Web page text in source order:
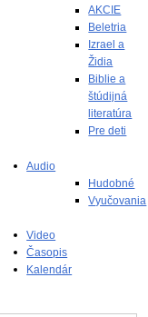
AKCIE
Beletria
Izrael a
Židia
Biblie a
štúdijná
literatúra
Pre deti
Audio
Hudobné
Vyučovania
Video
Časopis
Kalendár